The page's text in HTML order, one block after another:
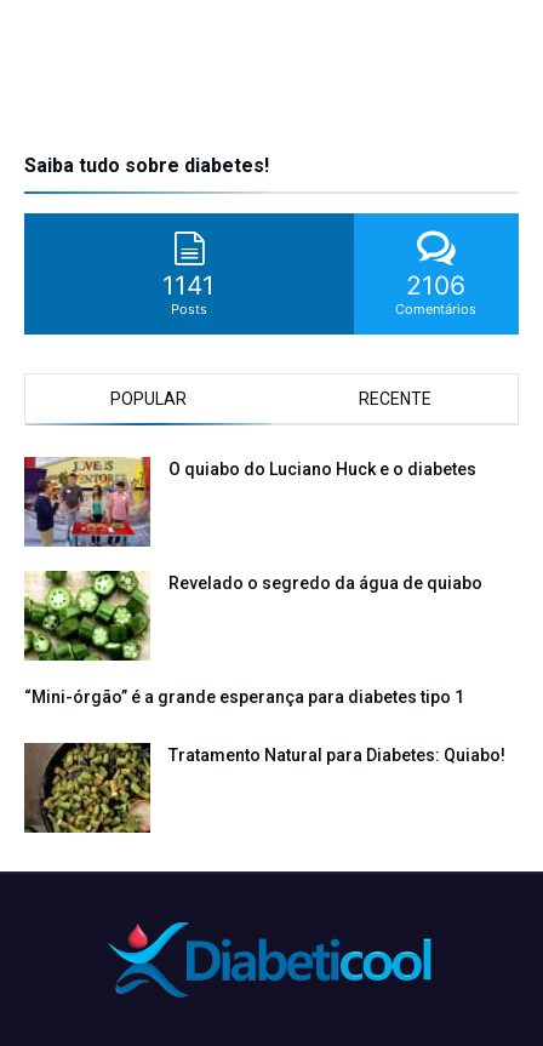
Saiba tudo sobre diabetes!
1141
Posts
2106
Comentários
POPULAR RECENTE
O quiabo do Luciano Huck e o diabetes
Revelado o segredo da água de quiabo
“Mini-órgão” é a grande esperança para diabetes tipo 1
Tratamento Natural para Diabetes: Quiabo!